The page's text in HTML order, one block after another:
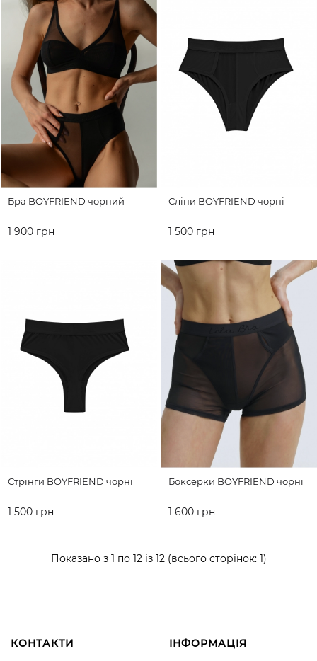
Бра BOYFRIEND чорний
1 900 грн
Сліпи BOYFRIEND чорні
1 500 грн
ДО КОШИКА
Стрінги BOYFRIEND чорні
1 500 грн
Боксерки BOYFRIEND чорні
1 600 грн
Показано з 1 по 12 із 12 (всього сторінок: 1)
КОНТАКТИ ІНФОРМАЦІЯ